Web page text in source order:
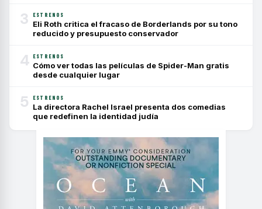
3 ESTRENOS
Eli Roth critica el fracaso de Borderlands por su tono
reducido y presupuesto conservador
4 ESTRENOS
Cómo ver todas las películas de Spider-Man gratis
desde cualquier lugar
5 ESTRENOS
La directora Rachel Israel presenta dos comedias
que redefinen la identidad judía